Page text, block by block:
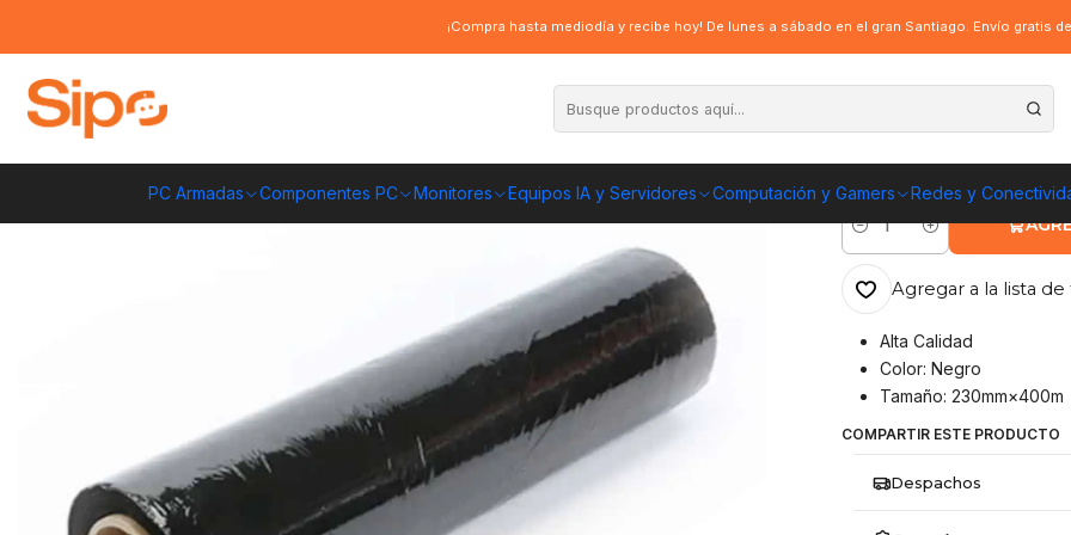
PC Armadas Componentes PC Monitores Equipos IA y Servidores Computación y Gamers Redes y
¡Compra hasta mediodía y recibe hoy! De lunes a sábado en el gran Santiago. Envío gratis
Film Stretch Manual 20 My * 230mts - negro
Film Stretch
ENVÍO GRATIS A
Cantidad
Agregar a la lista de
Alta Calidad
Color: Negro
Tamaño: 230mm×400m
COMPARTIR ESTE PRODUCTO
Despachos